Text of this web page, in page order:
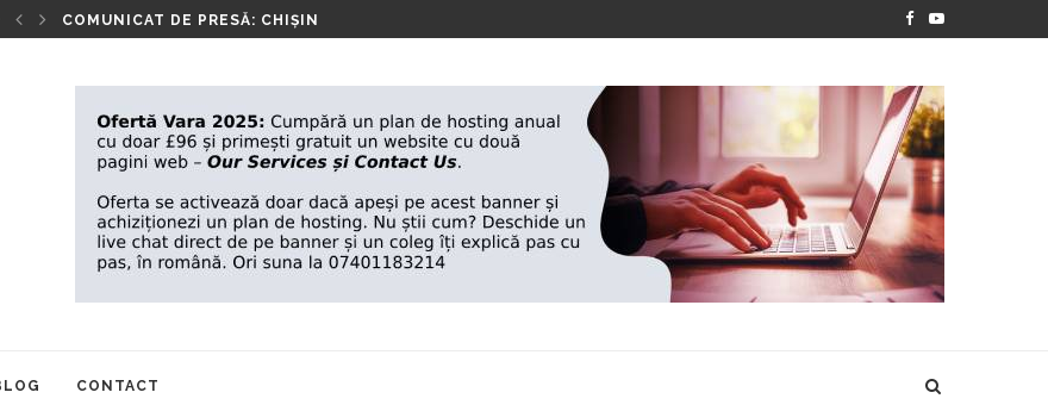
‘’ANOTIMPURILE VIETII’’- EXPOZIȚIA DE PICTURĂ A IONELEI FLOOD...PREMIILE FUNDAȚIEI „NIȘTE ȚĂRANI” 2026
CONTACT